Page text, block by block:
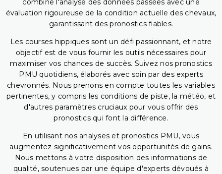
combine l'analyse des données passées avec une
évaluation rigoureuse de la condition actuelle des chevaux,
garantissant des pronostics fiables.
Les courses hippiques sont un défi passionnant, et notre
objectif est de vous fournir les outils nécessaires pour
maximiser vos chances de succès. Suivez nos pronostics
PMU quotidiens, élaborés avec soin par des experts
chevronnés. Nous prenons en compte toutes les variables
pertinentes, y compris les conditions de piste, la météo, et
d'autres paramètres cruciaux pour vous offrir des
pronostics qui font la différence.
En utilisant nos analyses et pronostics PMU, vous
augmentez significativement vos opportunités de gains.
Nous mettons à votre disposition des informations de
qualité, soutenues par une équipe d'experts dévoués à